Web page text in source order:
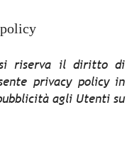
riserva il diritto di
privacy policy in
agli Utenti su